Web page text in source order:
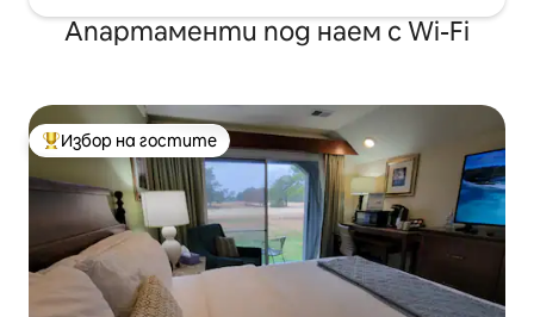
Апартаменти под наем с Wi-Fi
Най-популярен избор на гостите
Избор на гостите